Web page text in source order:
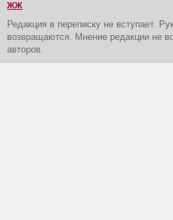
ЖЖ
Редакция в переписку не вступает.
возвращаются. Мнение редакции не
авторов.